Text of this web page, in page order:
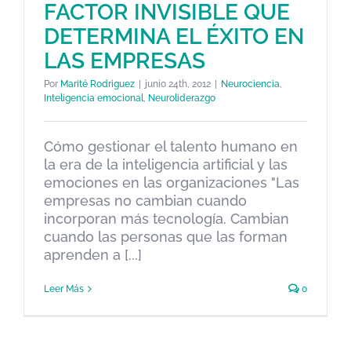
EMOCIONES EN LAS
ORGANIZACIONES: EL FACTOR
INVISIBLE QUE DETERMINA EL
ÉXITO EN LAS EMPRESAS
FACTOR INVISIBLE QUE
DETERMINA EL ÉXITO EN
LAS EMPRESAS
Por Marité Rodriguez junio 24th, 2012 Neurociencia,
Inteligencia emocional, Neuroliderazgo
Cómo gestionar el talento humano en
la era de la inteligencia artificial y las
emociones en las organizaciones "Las
empresas no cambian cuando
incorporan más tecnología. Cambian
cuando las personas que las forman
aprenden a [...]
Leer Más 0